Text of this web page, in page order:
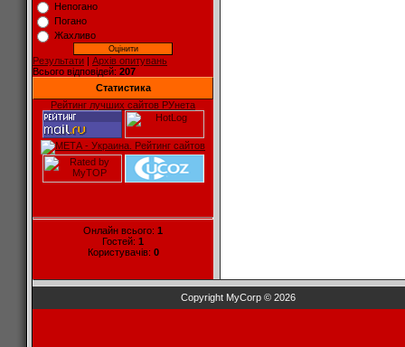
Непогано
Погано
Жахливо
Результати | Архів опитувань
Всього відповідей: 207
Статистика
Рейтинг лучших сайтов РУнета
Онлайн всього: 1
Гостей: 1
Користувачів: 0
Copyright MyCorp © 2026